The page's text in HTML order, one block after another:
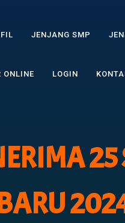
JENJANG SMP
ONLINE LOGIN